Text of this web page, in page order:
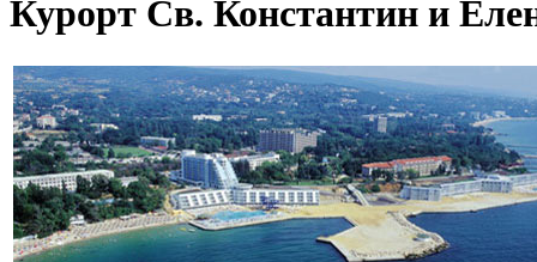
Курорт Св. Константин и